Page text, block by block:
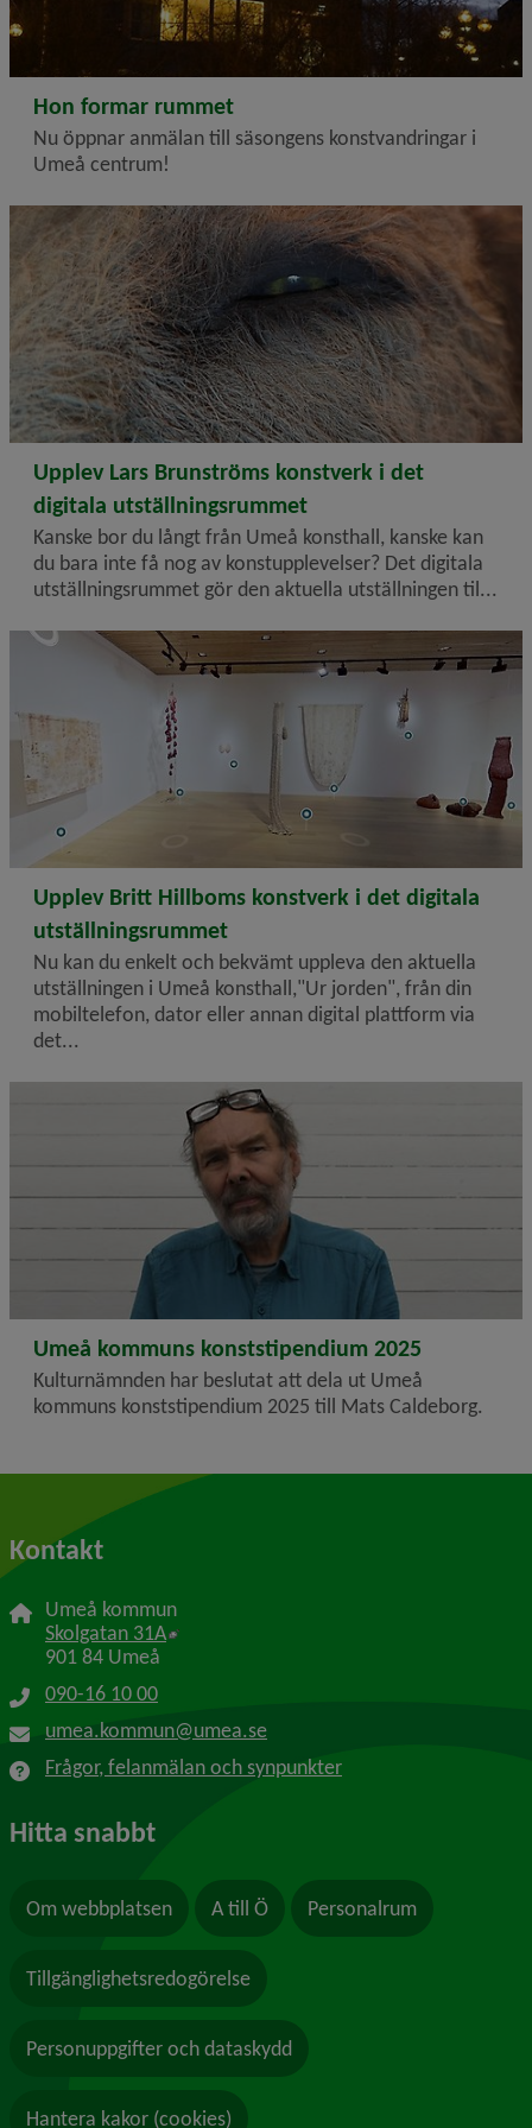
2026-04-27
Hon formar rummet
Nu öppnar anmälan till säsongens konstvandringar i
Umeå centrum!
2026-03-16
Upplev Lars Brunströms konstverk i det
digitala utställningsrummet
Kanske bor du långt från Umeå konsthall, kanske kan
du bara inte få nog av konstupplevelser? Det digitala
utställnings­rummet gör den aktuella utställningen til...
En närbild på ett lejons öga.
2026-01-21
Upplev Britt Hillboms konstverk i det digitala
utställningsrummet
Nu kan du enkelt och bekvämt uppleva den aktuella
utställningen i Umeå konsthall,"Ur jorden", från din
mobiltelefon, dator eller annan digital plattform via
det...
2026-01-21
Umeå kommuns konststipendium 2025
Kulturnämnden har beslutat att dela ut Umeå
kommuns konststipendium 2025 till Mats Caldeborg.
Kontakt
Umeå kommun
Skolgatan 31A Länk till annan webbplats, öppnas i nytt
901 84 Umeå
090-16 10 00
umea.kommun@umea.se
Frågor, felanmälan och synpunkter
Hitta snabbt
Om webbplatsen A till Ö Personalrum
Tillgänglighetsredogörelse
Personuppgifter och dataskydd
Hantera kakor (cookies)